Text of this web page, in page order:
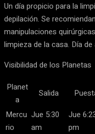
Un día propicio para la
depilación. Se
manipulaciones
limpieza de la casa. Día
Visibilidad de los Planetas
Planet
a
Salida
Mercu
rio
Jue 5:30
am
Jue
pm